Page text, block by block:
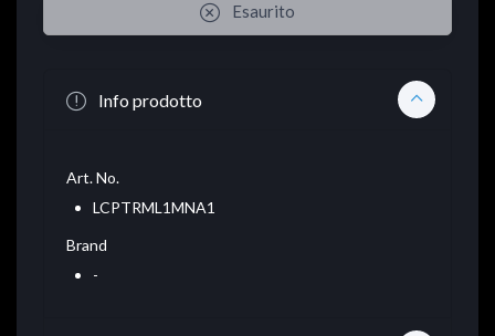
Esaurito
Info prodotto
Art. No.
LCPTRML1MNA1
Brand
-